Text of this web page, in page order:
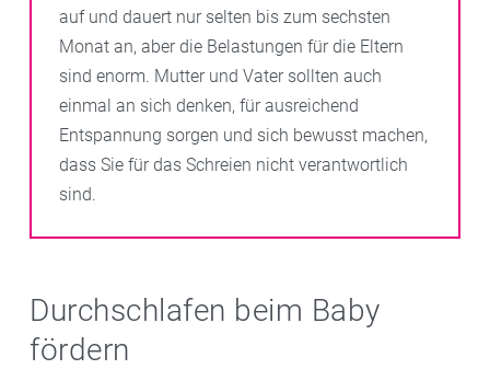
auf und dauert nur selten bis zum sechsten
Monat an, aber die Belastungen für die Eltern
sind enorm. Mutter und Vater sollten auch
einmal an sich denken, für ausreichend
Entspannung sorgen und sich bewusst machen,
dass Sie für das Schreien nicht verantwortlich
sind.
Durchschlafen beim Baby
fördern